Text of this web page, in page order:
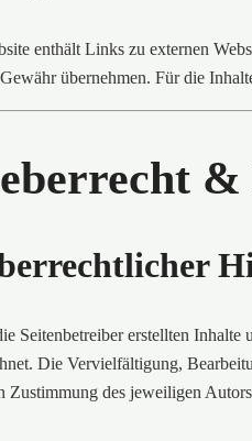
enthält Links zu externen
übernehmen. Für die
&
Seitenbetreiber erstellten Inhalte
Die Vervielfältigung,
Zustimmung des jeweiligen